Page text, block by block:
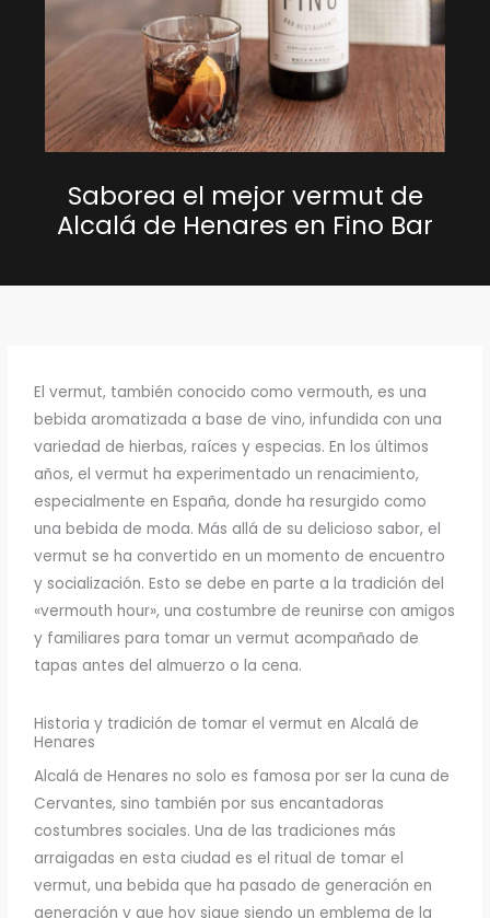
Saborea el mejor vermut de
Alcalá de Henares en Fino Bar
El vermut, también conocido como vermouth, es una
bebida aromatizada a base de vino, infundida con una
variedad de hierbas, raíces y especias. En los últimos
años, el vermut ha experimentado un renacimiento,
especialmente en España, donde ha resurgido como
una bebida de moda. Más allá de su delicioso sabor, el
vermut se ha convertido en un momento de encuentro
y socialización. Esto se debe en parte a la tradición del
«vermouth hour», una costumbre de reunirse con amigos
y familiares para tomar un vermut acompañado de
tapas antes del almuerzo o la cena.
Historia y tradición de tomar el vermut en Alcalá de
Henares
Alcalá de Henares no solo es famosa por ser la cuna de
Cervantes, sino también por sus encantadoras
costumbres sociales. Una de las tradiciones más
arraigadas en esta ciudad es el ritual de tomar el
vermut, una bebida que ha pasado de generación en
generación y que hoy sigue siendo un emblema de la